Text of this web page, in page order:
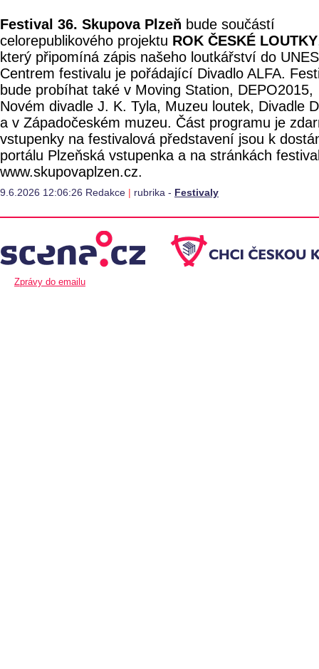
Festival 36. Skupova Plzeň bude součástí
celorepublikového projektu ROK ČESKÉ LOUTKY
který připomíná zápis našeho loutkářství do
Centrem festivalu je pořádající Divadlo ALFA.
bude probíhat také v Moving Station, DEPO2015,
Novém divadle J. K. Tyla, Muzeu loutek, Divadle
a v Západočeském muzeu. Část programu je
vstupenky na festivalová představení jsou k
portálu Plzeňská vstupenka a na stránkách
www.skupovaplzen.cz.
9.6.2026 12:06:26 Redakce | rubrika - Festivaly
Zprávy do emailu